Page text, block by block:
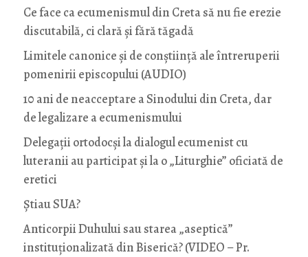
Ce face ca ecumenismul din Creta să nu fie erezie
discutabilă, ci clară și fără tăgadă
Limitele canonice și de conștiință ale întreruperii
pomenirii episcopului (AUDIO)
10 ani de neacceptare a Sinodului din Creta, dar
de legalizare a ecumenismului
Delegații ortodocși la dialogul ecumenist cu
luteranii au participat și la o „Liturghie” oficiată de
eretici
Știau SUA?
Anticorpii Duhului sau starea „aseptică”
instituționalizată din Biserică? (VIDEO – Pr.